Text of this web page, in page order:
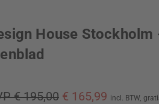
House Stockholm
€ 195,00 € 165,99 incl. BTW,